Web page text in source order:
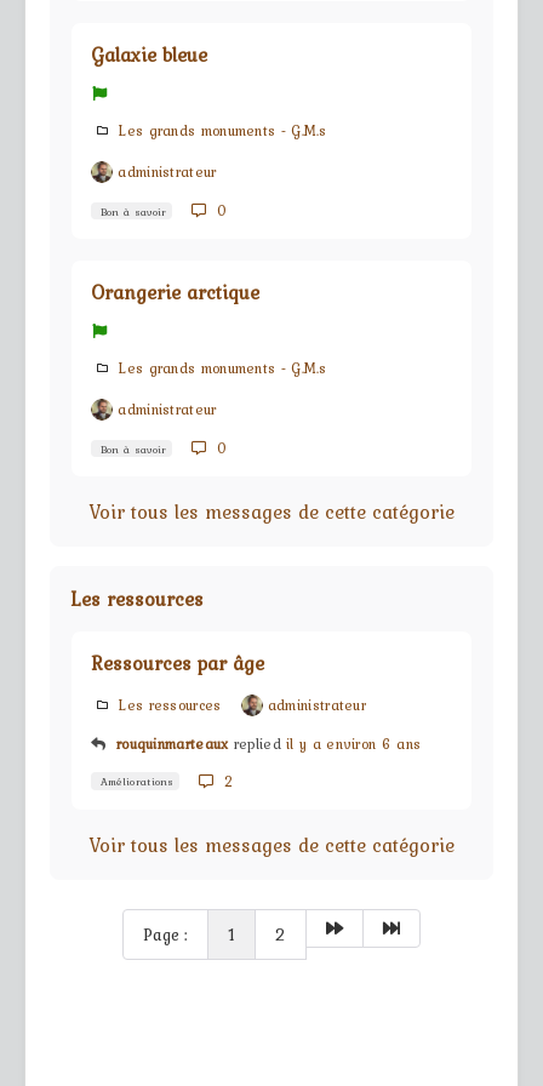
Galaxie bleue
Les grands monuments - G.M.s
administrateur
Bon à savoir 0
Orangerie arctique
Les grands monuments - G.M.s
administrateur
Bon à savoir 0
Voir tous les messages de cette catégorie
Les ressources
Ressources par âge
Les ressources
administrateur
rouquinmarteaux repliedil y a environ 6 ans
Améliorations 2
Voir tous les messages de cette catégorie
Page : 1 2